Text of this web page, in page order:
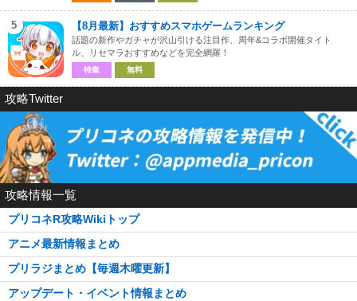
5 【8月最新】おすすめスマホゲームランキング
話題の新作やガチャが沢山引ける注目作、周年&コラボ開催タイト
ル、リセマラおすすめなどを完全網羅！
特集 無料
攻略Twitter
攻略情報一覧
プリコネR攻略Wikiトップ
アニメ最新情報まとめ
プリラジまとめ【毎週木曜更新】
アップデート・イベント情報まとめ